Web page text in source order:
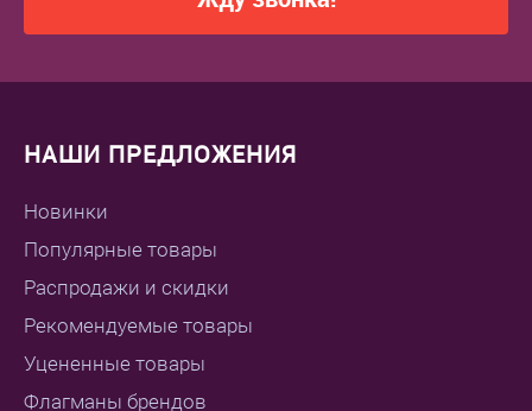
НАШИ ПРЕДЛОЖЕНИЯ
Новинки
Популярные товары
Распродажи и скидки
Рекомендуемые товары
Уцененные товары
Флагманы брендов